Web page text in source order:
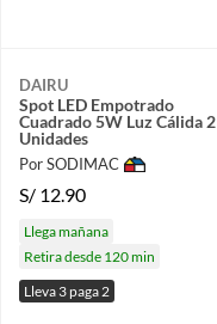
DAIRU
Spot LED Empotrado
Cuadrado 5W Luz Cálida 2
Unidades
Por SODIMAC
S/ 12.90
Llega mañana
Retira desde 120 min
Lleva 3 paga 2